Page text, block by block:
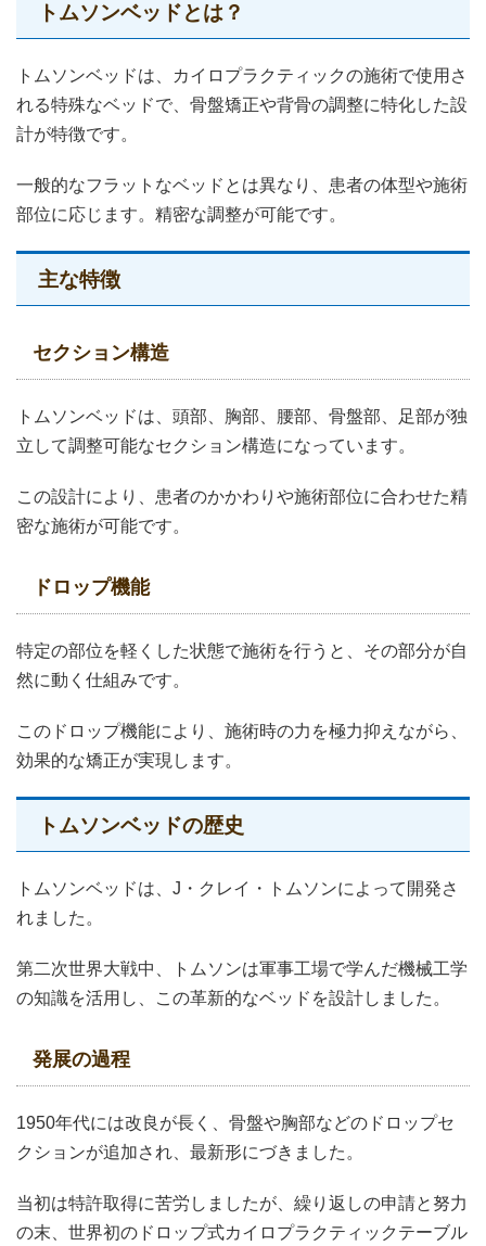
トムソンベッドとは？
トムソンベッドは、カイロプラクティックの施術で使用さ
れる特殊なベッドで、骨盤矯正や背骨の調整に特化した設
計が特徴です。
一般的なフラットなベッドとは異なり、患者の体型や施術
部位に応じます。精密な調整が可能です。
主な特徴
セクション構造
トムソンベッドは、頭部、胸部、腰部、骨盤部、足部が独
立して調整可能なセクション構造になっています。
この設計により、患者のかかわりや施術部位に合わせた精
密な施術が可能です。
ドロップ機能
特定の部位を軽くした状態で施術を行うと、その部分が自
然に動く仕組みです。
このドロップ機能により、施術時の力を極力抑えながら、
効果的な矯正が実現します。
トムソンベッドの歴史
トムソンベッドは、J・クレイ・トムソンによって開発さ
れました。
第二次世界大戦中、トムソンは軍事工場で学んだ機械工学
の知識を活用し、この革新的なベッドを設計しました。
発展の過程
1950年代には改良が長く、骨盤や胸部などのドロップセ
クションが追加され、最新形にづきました。
当初は特許取得に苦労しましたが、繰り返しの申請と努力
の末、世界初のドロップ式カイロプラクティックテーブル